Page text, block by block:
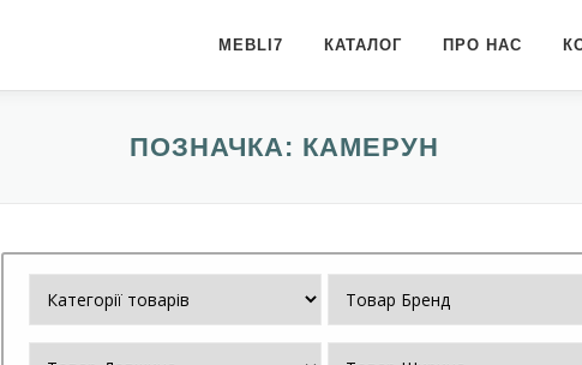
MEBLI7 КАТАЛОГ ПРО НАС
ПОЗНАЧКА: КАМЕРУН